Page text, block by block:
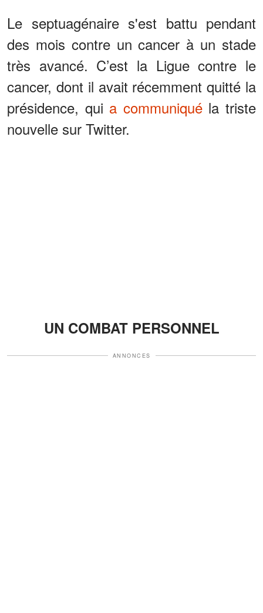
Le septuagénaire s'est battu pendant
des mois contre un cancer à un stade
très avancé. C’est la Ligue contre le
cancer, dont il avait récemment quitté la
présidence, qui a communiquéla triste
nouvelle sur Twitter.
UN COMBAT PERSONNEL
ANNONCES